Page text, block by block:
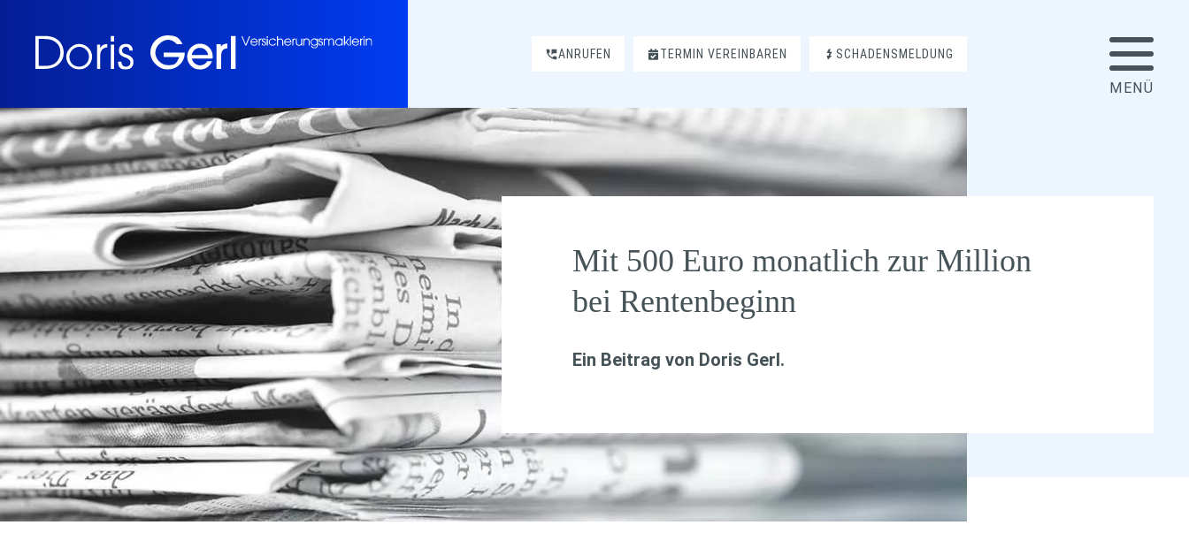
ANRUFEN TERMIN VEREINBAREN SCHADENSMELDUNG
Mit 500 Euro monatlich zur Million
bei Rentenbeginn
Ein Beitrag von Doris Gerl.